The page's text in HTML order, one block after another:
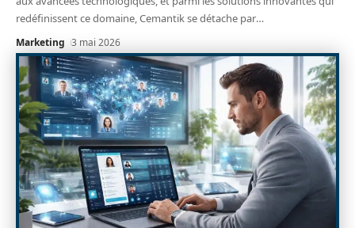
redéfinissent ce domaine, Cemantik se détache par…
Marketing 3 mai 2026